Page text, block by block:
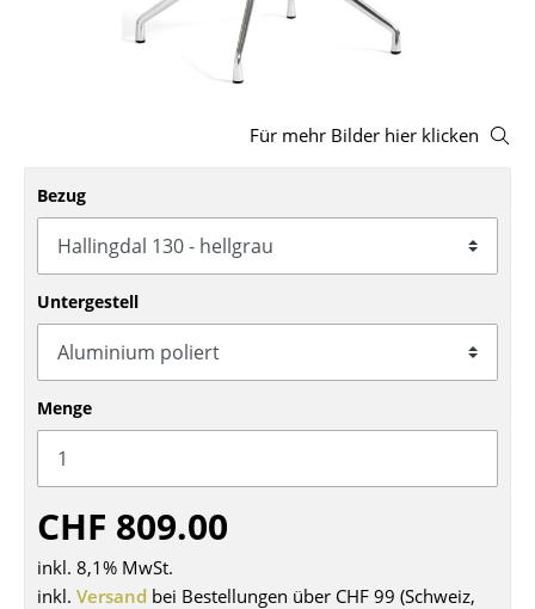
Bänke & Liegen
Schaukelstühle
Bürodrehstühle
Konferenzstühle
Bürosessel
Einzelteile
... alle Sitzmöbel
Tische
Esstische
Beistelltische
Für mehr Bilder hier klicken
Bezug
Untergestell
Menge
CHF 809.00
inkl. 8,1% MwSt.
inkl. Versand bei Bestellungen über CHF 99 (Schweiz,